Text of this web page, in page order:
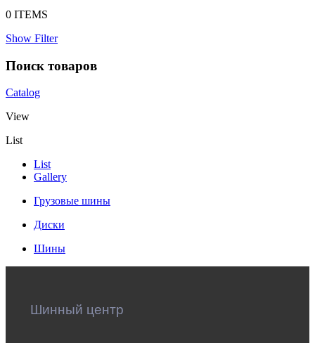
0 ITEMS
Show Filter
Поиск товаров
Catalog
View
List
List
Gallery
Грузовые шины
Диски
Шины
Шинный центр